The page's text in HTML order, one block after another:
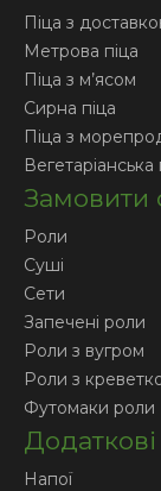
Піца з
Метрова піца
Піца з м’ясом
Сирна піца
Піца з
Вегетаріанська
Замовити
Роли
Суші
Сети
Запечені роли
Роли з вугром
Роли з
Футомаки роли
Напої